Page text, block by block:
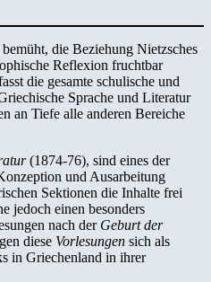
die Beziehung Nietzsches
Reflexion fruchtbar
die gesamte schulische und
Sprache und Literatur
an Tiefe alle anderen Bereiche
(1874-76), sind eines der
und Ausarbeitung
Sektionen die Inhalte frei
jedoch einen besonders
nach der Geburt der
diese Vorlesungen sich als
in Griechenland in ihrer